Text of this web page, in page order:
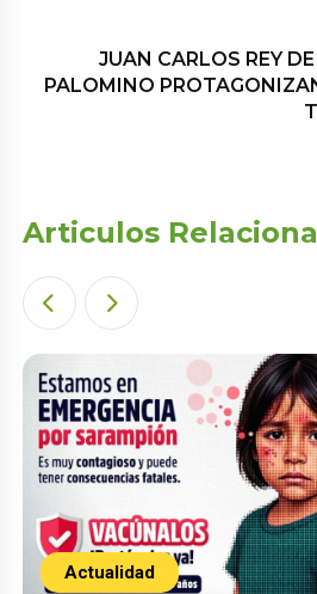
JUAN CARLOS REY
PALOMINO
Articulos
Actualidad